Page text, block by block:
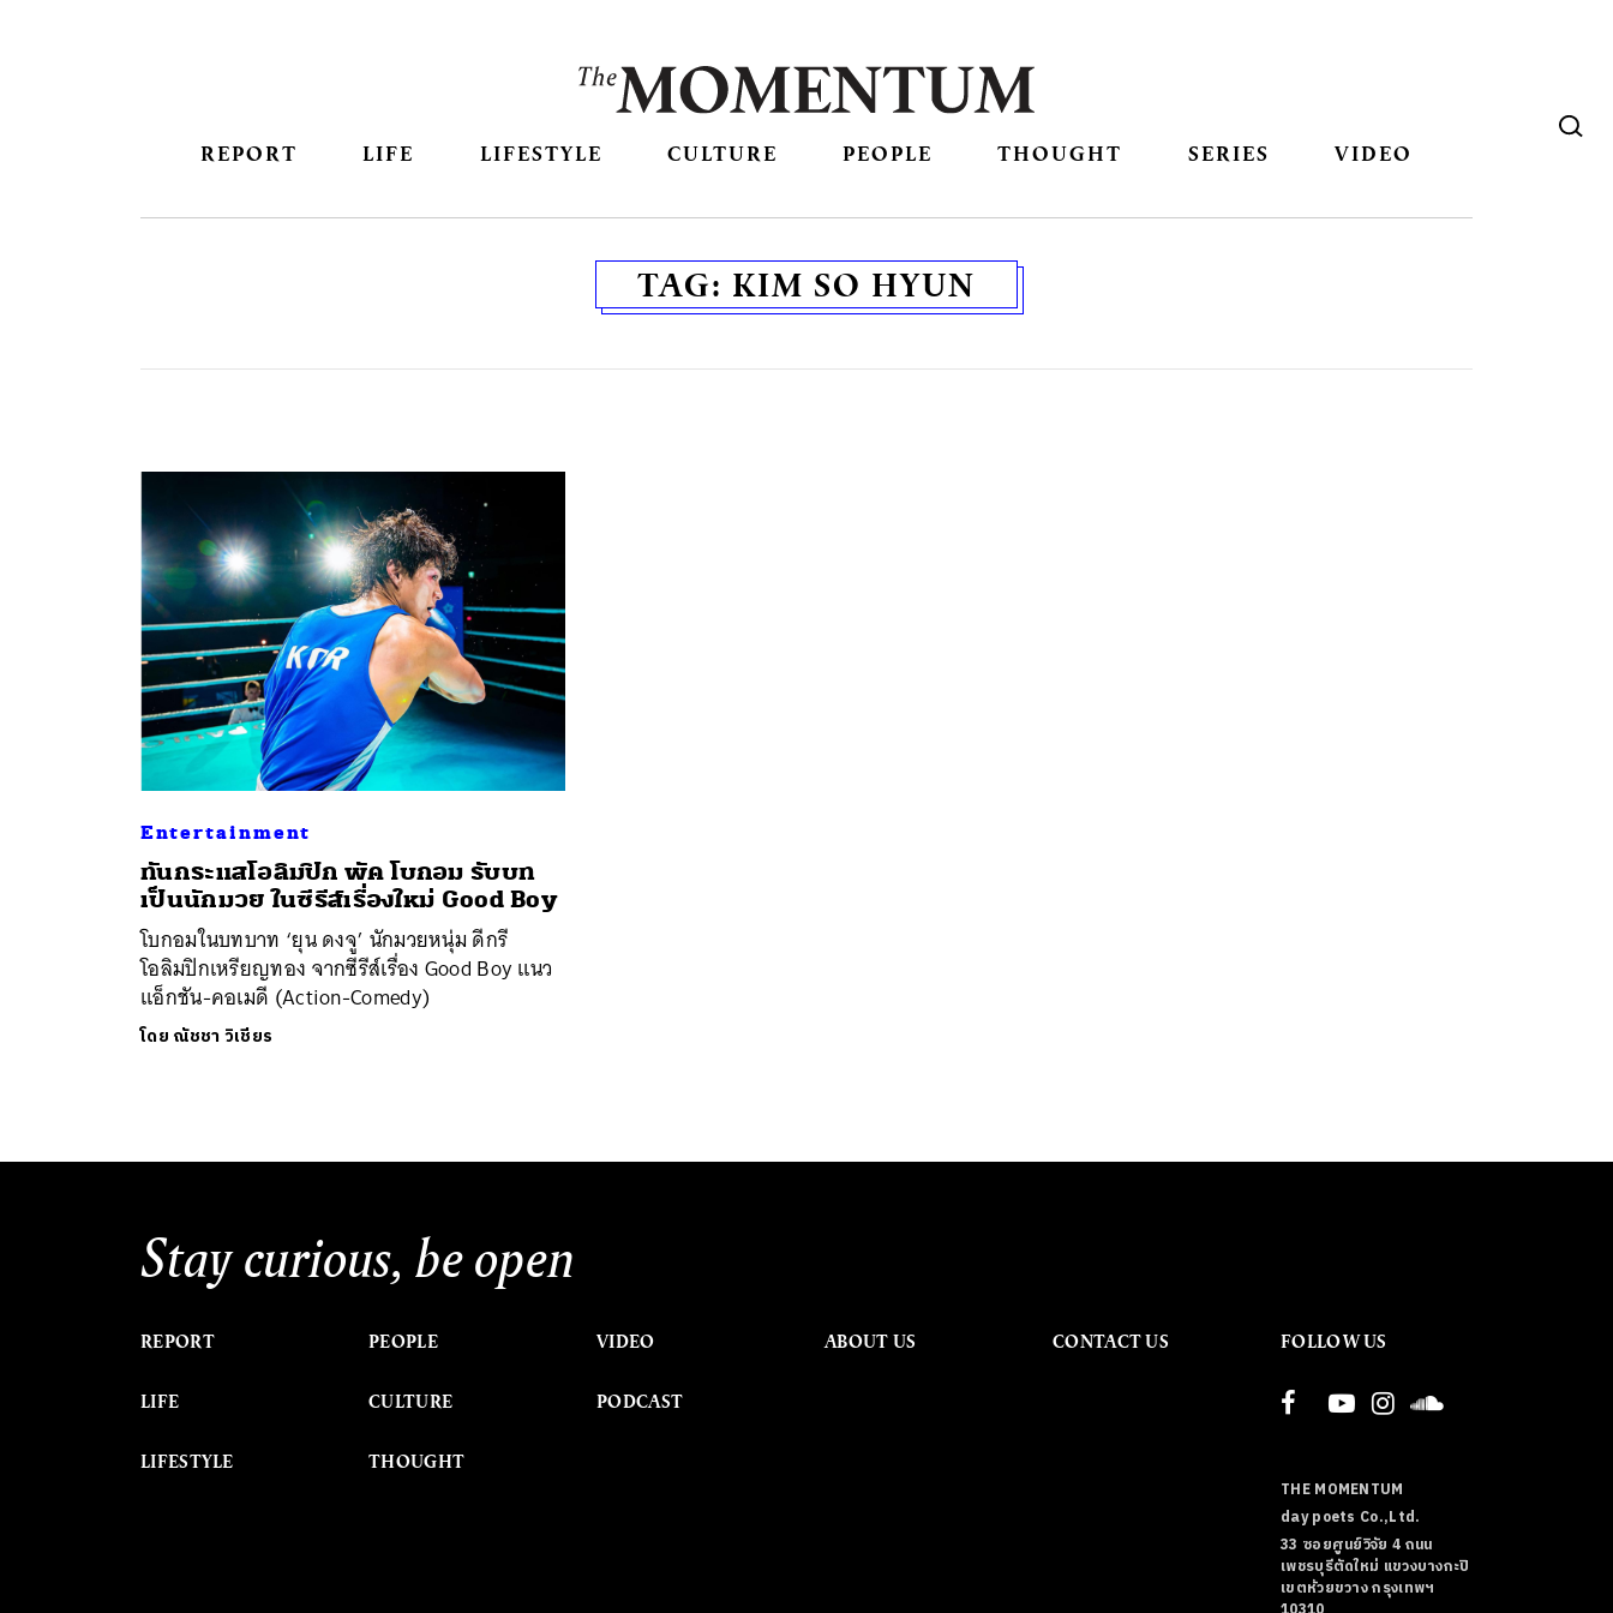
REPORT LIFE LIFESTYLE CULTURE PEOPLE THOUGHT SERIES VIDEO
TAG: KIM SO HYUN
Entertainment
ทันกระแสโอลิมปิก พัค โบกอม รับบท
เป็นนักมวย ในซีรีส์เรื่องใหม่ Good Boy
โบกอมในบทบาท ‘ยุน ดงจู’ นักมวยหนุ่ม ดีกรี
โอลิมปิกเหรียญทอง จากซีรีส์เรื่อง Good Boy แนว
แอ็กชัน-คอเมดี (Action-Comedy)
โดย ณัชชา วิเชียร
Stay curious, be open
REPORT
LIFE
LIFESTYLE
PEOPLE
CULTURE
THOUGHT
VIDEO
PODCAST
ABOUT US CONTACT US FOLLOW US
THE MOMENTUM
day poets Co.,Ltd.
33 ซอยศูนย์วิจัย 4 ถนน
เพชรบุรีตัดใหม่ แขวงบางกะปิ
เขตห้วยขวาง กรุงเทพฯ